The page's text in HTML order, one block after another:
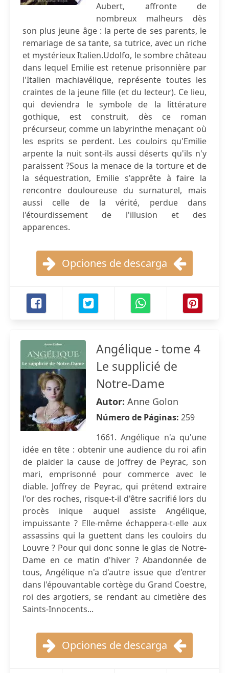
Aubert, affronte de
nombreux malheurs dès
son plus jeune âge : la perte de ses parents, le
remariage de sa tante, sa tutrice, avec un riche
et mystérieux Italien.Udolfo, le sombre château
dans lequel Emilie est retenue prisonnière par
l'Italien machiavélique, représente toutes les
craintes de la jeune fille (et du lecteur). Ce lieu,
qui deviendra le symbole de la littérature
gothique, est construit, dès ce roman
précurseur, comme un labyrinthe menaçant où
les esprits se perdent. Les couloirs qu'Emilie
arpente la nuit sont-ils aussi déserts qu'ils n'y
paraissent ?Sous la menace de la torture et de
la séquestration, Emilie s'apprête à faire la
rencontre douloureuse du surnaturel, mais
aussi celle de la vérité, perdue dans
l'étourdissement de l'illusion et des
apparences.
Opciones de descarga
Angélique - tome 4
Le supplicié de
Notre-Dame
Autor: Anne Golon
Número de Páginas: 259
1661. Angélique n'a qu'une
idée en tête : obtenir une audience du roi afin
de plaider la cause de Joffrey de Peyrac, son
mari, emprisonné pour commerce avec le
diable. Joffrey de Peyrac, qui prétend extraire
l'or des roches, risque-t-il d'être sacrifié lors du
procès inique auquel assiste Angélique,
impuissante ? Elle-même échappera-t-elle aux
assassins qui la guettent dans les couloirs du
Louvre ? Pour qui donc sonne le glas de Notre-
Dame en ce matin d'hiver ? Abandonnée de
tous, Angélique n'a d'autre issue que d'entrer
dans l'épouvantable cortège du Grand Coestre,
roi des argotiers, se rendant au cimetière des
Saints-Innocents...
Opciones de descarga